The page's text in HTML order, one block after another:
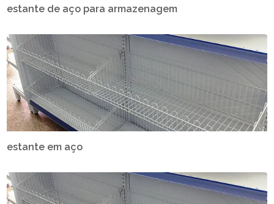
estante de aço para armazenagem
estante em aço